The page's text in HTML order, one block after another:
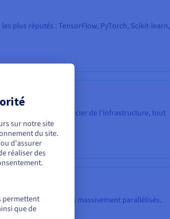
plus réputés : TensorFlow, PyTorch, Scikit-learn,
sans vous soucier de l’infrastructure, tout
effectuer des calculs massivement parallélisés.
créez un
sur notre site
du site.
d'assurer
réaliser des
permettent
que de